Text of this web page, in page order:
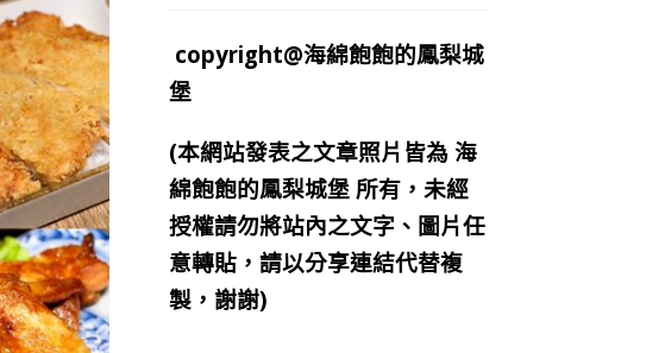
copyright@海綿飽飽的鳳梨城
堡
(本網站發表之文章照片皆為 海
綿飽飽的鳳梨城堡 所有，未經
授權請勿將站內之文字、圖片任
意轉貼，請以分享連結代替複
製，謝謝)